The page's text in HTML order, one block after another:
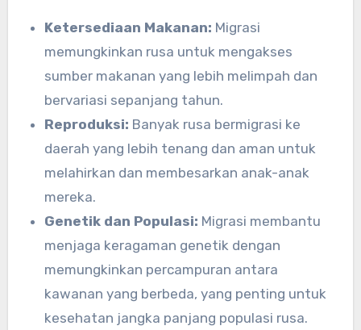
Ketersediaan Makanan: Migrasi
memungkinkan rusa untuk mengakses
sumber makanan yang lebih melimpah dan
bervariasi sepanjang tahun.
Reproduksi: Banyak rusa bermigrasi ke
daerah yang lebih tenang dan aman untuk
melahirkan dan membesarkan anak-anak
mereka.
Genetik dan Populasi: Migrasi membantu
menjaga keragaman genetik dengan
memungkinkan percampuran antara
kawanan yang berbeda, yang penting untuk
kesehatan jangka panjang populasi rusa.